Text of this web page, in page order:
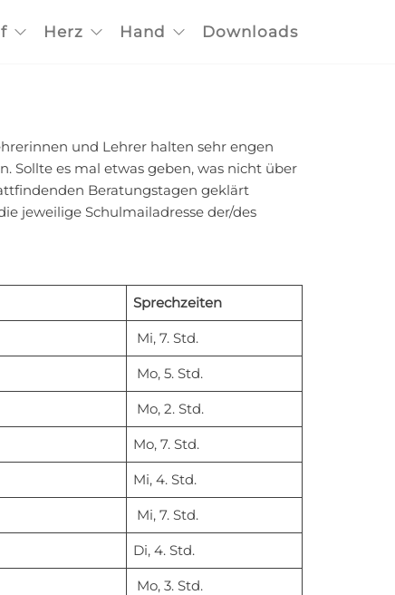
Herz Hand Downloads
und Lehrer halten sehr engen
Sollte es mal etwas geben, was nicht über
Beratungstagen geklärt
jeweilige Schulmailadresse der/des
Sprechzeiten
Mi, 7. Std.
Mo, 5. Std.
Mo, 2. Std.
Mo, 7. Std.
Mi, 4. Std.
Mi, 7. Std.
Di, 4. Std.
Mo, 3. Std.